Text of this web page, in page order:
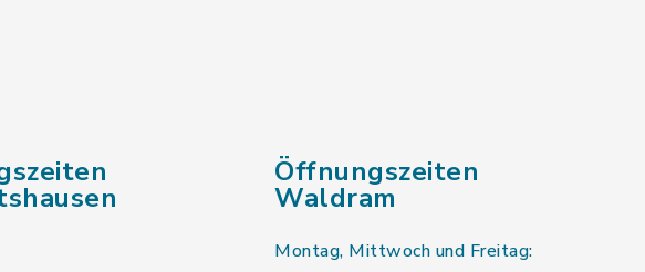
Öffnungszeiten
Waldram
Montag, Mittwoch und Freitag: